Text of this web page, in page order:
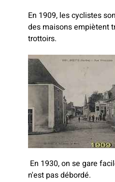
En 1909, les cyclistes
des maisons empiètent
trottoirs.
En 1930, on se gare
n'est pas débordé.